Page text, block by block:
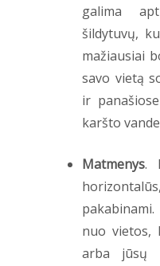
galima
šildytuvų,
mažiausiai
savo vietą
ir
karšto
Matmenys.
nuo vietos,
arba jūsų